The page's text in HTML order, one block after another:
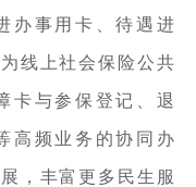
办事用卡、待遇进
线上社会保险公共
卡与参保登记、退
高频业务的协同办
，丰富更多民生服